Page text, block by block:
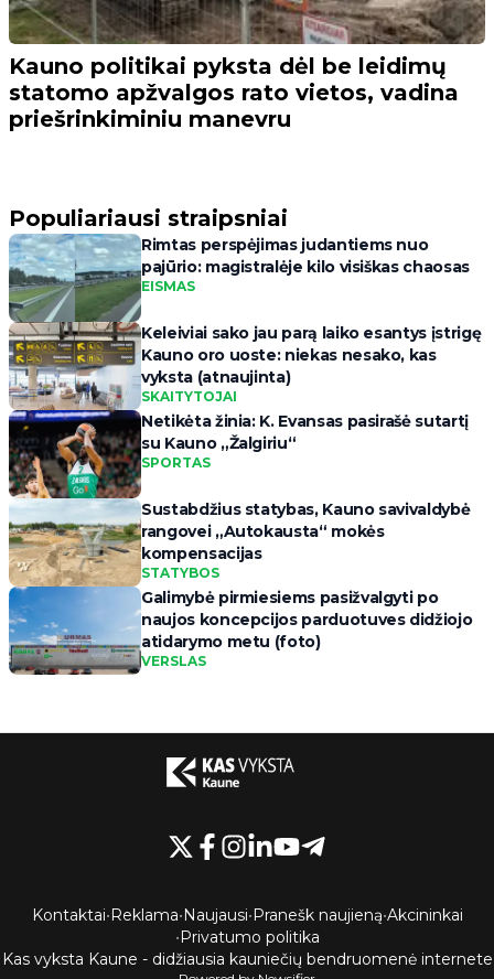
Kauno politikai pyksta dėl be leidimų
statomo apžvalgos rato vietos, vadina
priešrinkiminiu manevru
Populiariausi straipsniai
Rimtas perspėjimas judantiems nuo
pajūrio: magistralėje kilo visiškas chaosas
EISMAS
Keleiviai sako jau parą laiko esantys įstrigę
Kauno oro uoste: niekas nesako, kas
vyksta (atnaujinta)
SKAITYTOJAI
Netikėta žinia: K. Evansas pasirašė sutartį
su Kauno „Žalgiriu“
SPORTAS
Sustabdžius statybas, Kauno savivaldybė
rangovei „Autokausta“ mokės
kompensacijas
STATYBOS
Galimybė pirmiesiems pasižvalgyti po
naujos koncepcijos parduotuves didžiojo
atidarymo metu (foto)
VERSLAS
Kontaktai•Reklama•Naujausi•Pranešk naujieną•Akcininkai
•Privatumo politika
Kas vyksta Kaune - didžiausia kauniečių bendruomenė internete